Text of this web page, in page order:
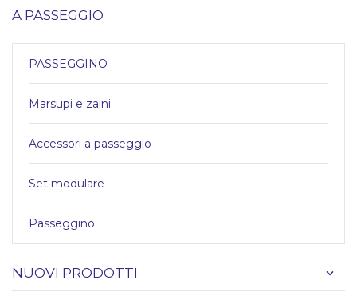
A PASSEGGIO
PASSEGGINO
Marsupi e zaini
Accessori a passeggio
Set modulare
Passeggino
NUOVI PRODOTTI